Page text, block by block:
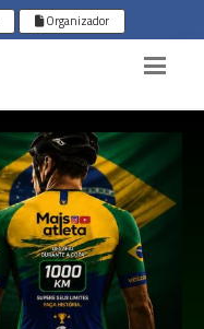
Organizador